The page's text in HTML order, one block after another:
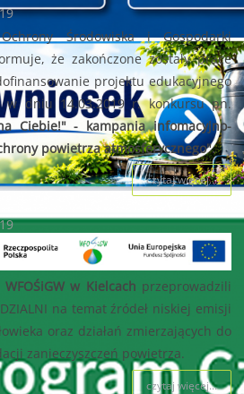
Środowiska i Gospodarki
że zakończone zostały prace
projektu edukacyjnego
w dniu 14.03.2019 r. konkursu pn.
Ciebie!" - kampania infomacyjno-
powietrza atmosferycznego".
czytaj więcej...
w Kielcach przeprowadzili
na temat źródeł niskiej emisji
oraz działań zmierzających do
zanieczyszczeń powietrza.
czytaj więcej...